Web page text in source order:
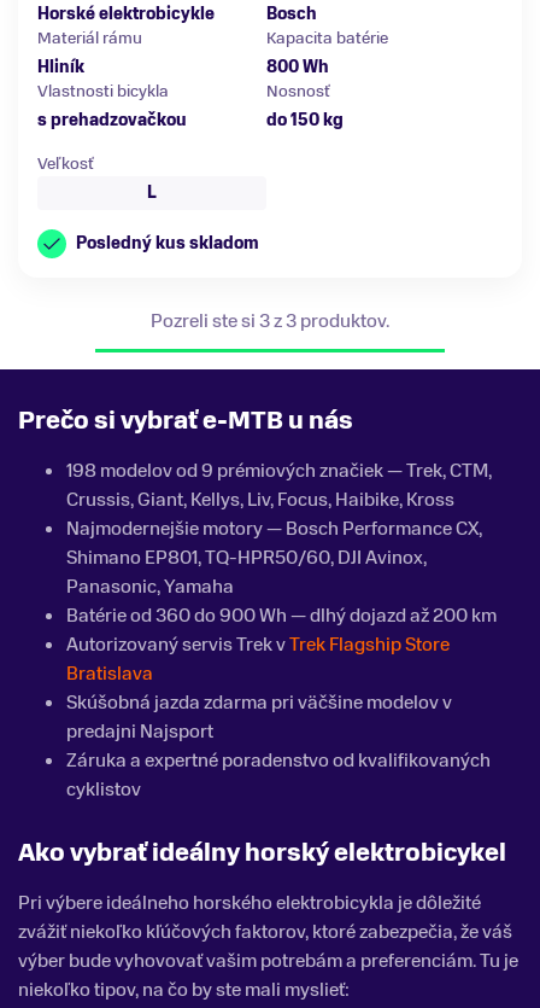
Horské elektrobicykle
Bosch
Materiál rámu
Hliník
Kapacita batérie
800 Wh
Vlastnosti bicykla
s prehadzovačkou
Nosnosť
do 150 kg
Veľkosť
L
Posledný kus skladom
Pozreli ste si 3 z 3 produktov.
Prečo si vybrať e-MTB u nás
198 modelov od 9 prémiových značiek — Trek, CTM,
Crussis, Giant, Kellys, Liv, Focus, Haibike, Kross
Najmodernejšie motory — Bosch Performance CX,
Shimano EP801, TQ-HPR50/60, DJI Avinox,
Panasonic, Yamaha
Batérie od 360 do 900 Wh — dlhý dojazd až 200 km
Autorizovaný servis Trek vTrek Flagship Store
Bratislava
Skúšobná jazda zdarma pri väčšine modelov v
predajni Najsport
Záruka a expertné poradenstvo od kvalifikovaných
cyklistov
Ako vybrať ideálny horský elektrobicykel
Pri výbere ideálneho horského elektrobicykla je dôležité
zvážiť niekoľko kľúčových faktorov, ktoré zabezpečia, že váš
výber bude vyhovovať vašim potrebám a preferenciám. Tu je
niekoľko tipov, na čo by ste mali myslieť: